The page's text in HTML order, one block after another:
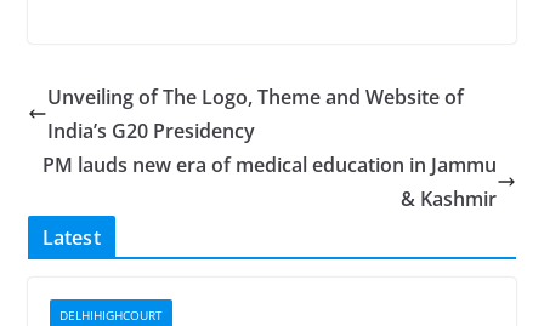
Unveiling of The Logo, Theme and Website of
India’s G20 Presidency
PM lauds new era of medical education in Jammu
& Kashmir
Latest
DELHIHIGHCOURT